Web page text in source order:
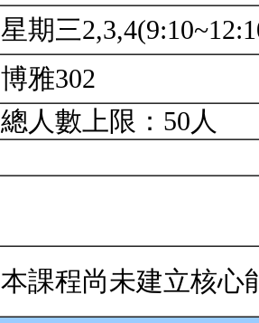
星期三
博雅302
總人數上限：50人
本課程尚未建立核心